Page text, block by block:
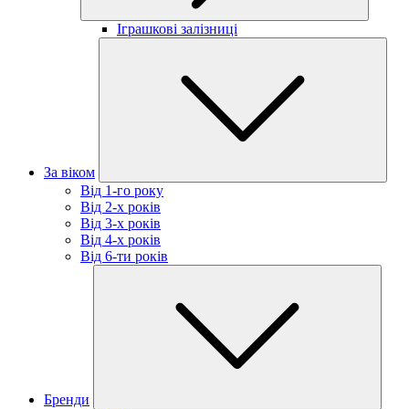
Іграшкові залізниці
За віком
Від 1-го року
Від 2-х років
Від 3-х років
Від 4-х років
Від 6-ти років
Бренди